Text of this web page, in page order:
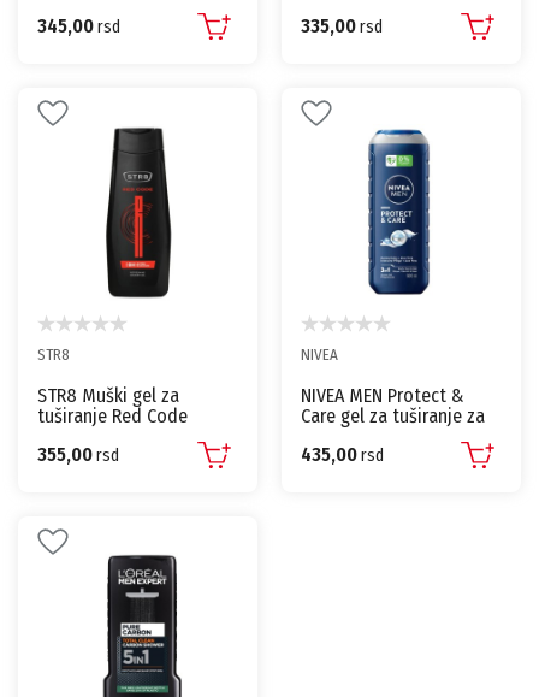
345,00rsd
335,00rsd
STR8
STR8 Muški gel za
tuširanje Red Code
355,00rsd
NIVEA
NIVEA MEN Protect &
Care gel za tuširanje za
435,00rsd